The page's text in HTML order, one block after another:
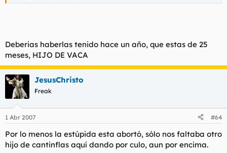
Deberias haberlas tenido hace un año, que estas de 25
meses, HIJO DE VACA
JesusChristo
Freak
1 Abr 2007 #64
Por lo menos la estúpida esta abortó, sólo nos faltaba otro
hijo de cantinflas aquí dando por culo, aun por encima.